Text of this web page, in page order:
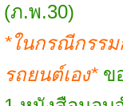
(ภ.พ.30)
*ในกรณีกรรม
รถยนต์เอง*ข